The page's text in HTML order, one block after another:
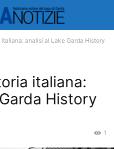
analisi al Lake Garda History
italiana:
History
1